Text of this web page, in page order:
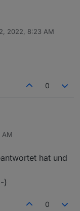
nachgekauft, da
habe.
habe ich
mehr, wie es
2022, 8:23 AM
0
im Urlaub.
AM
hat und
)
0